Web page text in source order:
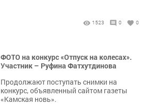
1523 0 0
ФОТО на конкурс «Отпуск на колесах».
Участник – Руфина Фатхутдинова
Продолжают поступать снимки на
конкурс, объявленный сайтом газеты
«Камская новь».